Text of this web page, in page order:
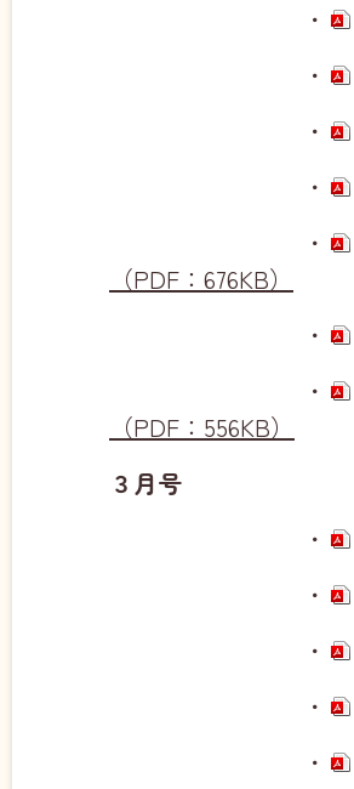
・
・
・
・
・
（PDF：676KB）
・
・
（PDF：556KB）
３月号
・
・
・
・
・